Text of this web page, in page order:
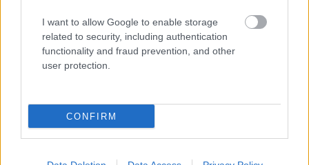
I want to allow Google to enable storage
related to security, including authentication
functionality and fraud prevention, and other
user protection.
CONFIRM
fogod levágni az ujjad.
Amerikában és más pereskedő országban ilyet nem
is lehetne árulni, mert a kártérítés-vadász ügyvédek
a szupermarket előtt szórólapoznának - tényeg
Kifordított kacagány